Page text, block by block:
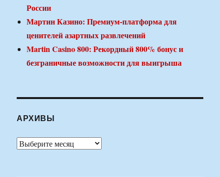
России
Мартин Казино: Премиум-платформа для
ценителей азартных развлечений
Martin Casino 800: Рекордный 800% бонус и
безграничные возможности для выигрыша
АРХИВЫ
Архивы